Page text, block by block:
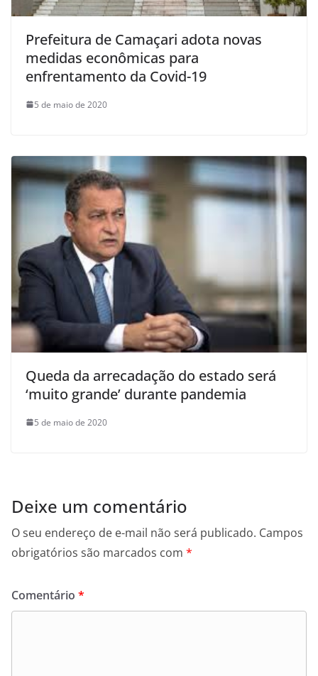
Prefeitura de Camaçari adota novas
medidas econômicas para
enfrentamento da Covid-19
5 de maio de 2020
Queda da arrecadação do estado será
‘muito grande’ durante pandemia
5 de maio de 2020
Deixe um comentário
O seu endereço de e-mail não será publicado. Campos
obrigatórios são marcados com *
Comentário *